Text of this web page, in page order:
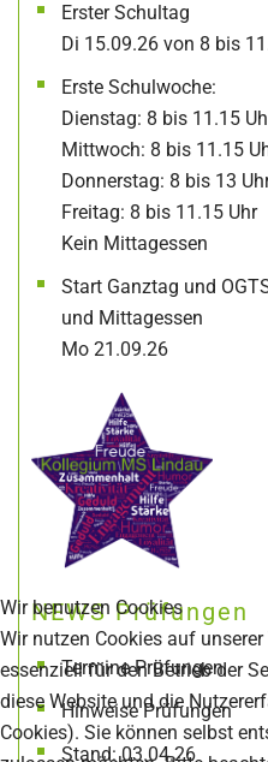
Erster Schultag
Di 15.09.26 von 8 bis
Erste Schulwoche:
Dienstag: 8 bis 11.15
Mittwoch: 8 bis 11.15
Donnerstag: 8 bis 13
Freitag: 8 bis 11.15 Uhr
Kein Mittagessen
Start Ganztag und
und Mittagessen
Mo 21.09.26
NEWS Prüfungen
Termine Prüfungen
Hinweise Prüfungen
Stand: 03.04.26
Wir benutzen Cookies
Wir nutzen Cookies auf
essenziell für den Betrieb der
diese Website und die
Cookies). Sie können selbst